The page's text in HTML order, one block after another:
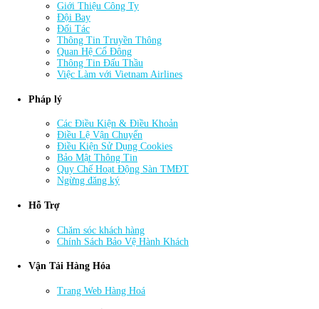
Giới Thiệu Công Ty
Đội Bay
Đối Tác
Thông Tin Truyền Thông
Quan Hệ Cổ Đông
Thông Tin Đấu Thầu
Việc Làm với Vietnam Airlines
Pháp lý
Các Điều Kiện & Điều Khoản
Điều Lệ Vận Chuyển
Điều Kiện Sử Dụng Cookies
Bảo Mật Thông Tin
Quy Chế Hoạt Động Sàn TMĐT
Ngừng đăng ký
Hỗ Trợ
Chăm sóc khách hàng
Chính Sách Bảo Vệ Hành Khách
Vận Tải Hàng Hóa
Trang Web Hàng Hoá